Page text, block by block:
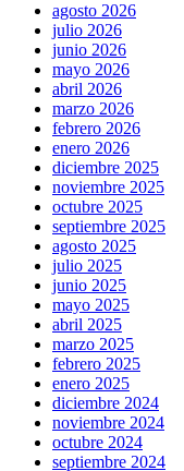
agosto 2026
julio 2026
junio 2026
mayo 2026
abril 2026
marzo 2026
febrero 2026
enero 2026
diciembre 2025
noviembre 2025
octubre 2025
septiembre 2025
agosto 2025
julio 2025
junio 2025
mayo 2025
abril 2025
marzo 2025
febrero 2025
enero 2025
diciembre 2024
noviembre 2024
octubre 2024
septiembre 2024